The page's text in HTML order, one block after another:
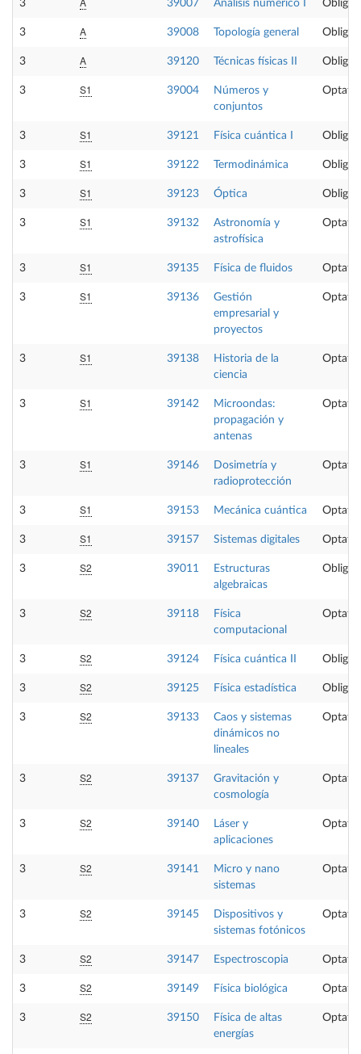
3 39007 Análisis numérico I
3 A 39008 Topología general
3 A 39120 Técnicas físicas II
3 S1 39004
Números y
conjuntos
3 S1 39121 Física cuántica I
3 S1 39122 Termodinámica
3 S1 39123 Óptica
3 S1 39132
Astronomía y
astrofísica
3 S1 39135 Física de fluidos
3 S1 39136
Gestión
empresarial y
proyectos
3 S1 39138
Historia de la
ciencia
3 S1 39142
Microondas:
propagación y
antenas
3 S1 39146
Dosimetría y
radioprotección
3 S1 39153 Mecánica cuántica
3 S1 39157 Sistemas digitales
3 S2 39011
Estructuras
algebraicas
3 S2 39118
Física
computacional
3 S2 39124 Física cuántica II
3 S2 39125 Física estadística
3 S2 39133
Caos y sistemas
dinámicos no
lineales
3 S2 39137
Gravitación y
cosmología
3 S2 39140
Láser y
aplicaciones
3 S2 39141
Micro y nano
sistemas
3 S2 39145
Dispositivos y
sistemas fotónicos
3 S2 39147 Espectroscopia
3 S2 39149 Física biológica
3 S2 39150
Física de altas
energías